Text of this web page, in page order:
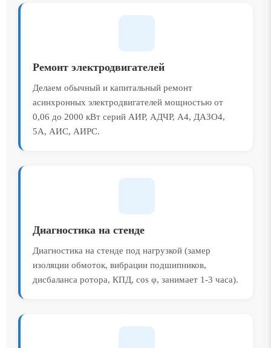
Ремонт электродвигателей
Делаем обычный и капитальный ремонт
асинхронных электродвигателей мощностью от
0,06 до 2000 кВт серий АИР, АДЧР, А4, ДАЗО4,
5А, АИС, АИРС.
Диагностика на стенде
Диагностика на стенде под нагрузкой (замер
изоляции обмоток, вибрации подшипников,
дисбаланса ротора, КПД, cos φ, занимает 1-3 часа).